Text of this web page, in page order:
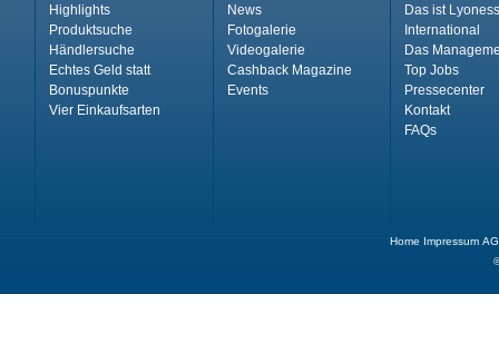
Highlights
Produktsuche
Händlersuche
Echtes Geld statt
Bonuspunkte
Vier Einkaufsarten
News
Fotogalerie
Videogalerie
Cashback Magazine
Events
Das ist Lyoness
International
Das
Top Jobs
Pressecenter
Kontakt
FAQs
Home Impressum